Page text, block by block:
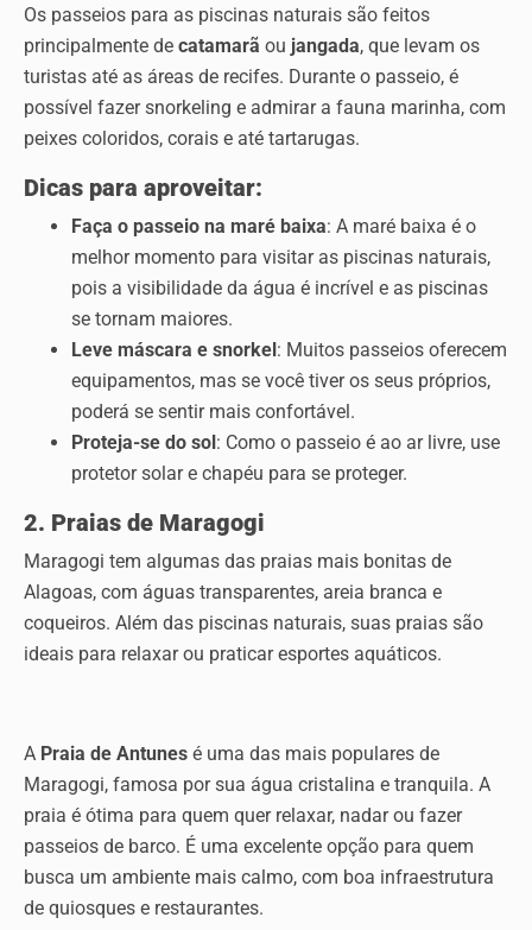
Os passeios para as piscinas naturais são feitos
principalmente de catamarã ou jangada, que levam os
turistas até as áreas de recifes. Durante o passeio, é
possível fazer snorkeling e admirar a fauna marinha, com
peixes coloridos, corais e até tartarugas.
Dicas para aproveitar:
Faça o passeio na maré baixa: A maré baixa é o
melhor momento para visitar as piscinas naturais,
pois a visibilidade da água é incrível e as piscinas
se tornam maiores.
Leve máscara e snorkel: Muitos passeios oferecem
equipamentos, mas se você tiver os seus próprios,
poderá se sentir mais confortável.
Proteja-se do sol: Como o passeio é ao ar livre, use
protetor solar e chapéu para se proteger.
2. Praias de Maragogi
Maragogi tem algumas das praias mais bonitas de
Alagoas, com águas transparentes, areia branca e
coqueiros. Além das piscinas naturais, suas praias são
ideais para relaxar ou praticar esportes aquáticos.
A Praia de Antunes é uma das mais populares de
Maragogi, famosa por sua água cristalina e tranquila. A
praia é ótima para quem quer relaxar, nadar ou fazer
passeios de barco. É uma excelente opção para quem
busca um ambiente mais calmo, com boa infraestrutura
de quiosques e restaurantes.